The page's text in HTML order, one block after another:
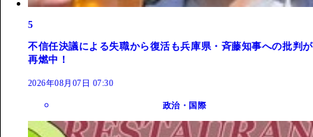
5
不信任決議による失職から復活も兵庫県・斉藤知事への批判が
再燃中！
2026年08月07日 07:30
政治・国際